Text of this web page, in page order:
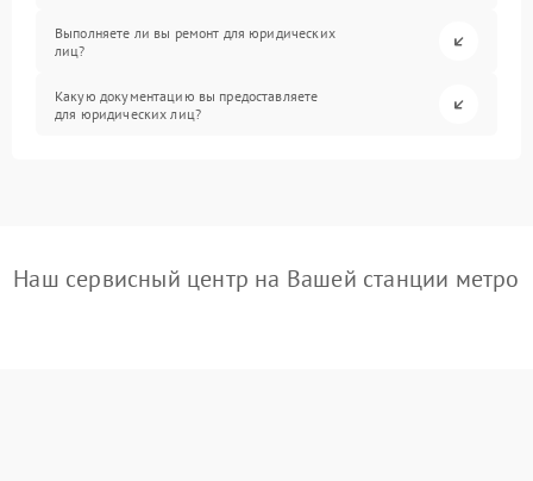
Выполняете ли вы ремонт для юридических
лиц?
Какую документацию вы предоставляете
для юридических лиц?
Наш сервисный центр на Вашей станции метро